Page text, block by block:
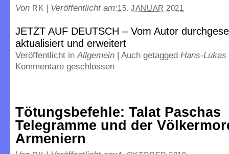
Von RK | Veröffentlicht am:15. JANUAR 2021
JETZT AUF DEUTSCH – Vom Autor
aktualisiert und erweitert
Veröffentlicht inAllgemein | Auch getagged Hans-Lukas
Kommentare geschlossen
Tötungsbefehle: Talat Paschas
Telegramme und der
Armeniern